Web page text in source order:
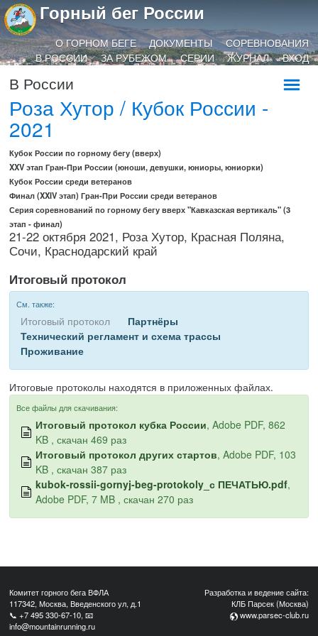
Горный бег России
О ГОРНОМ БЕГЕ ДОКУМЕНТЫ
СОРЕВНОВАНИЯ
В РОССИИ
ЗА РУБЕЖОМ СЕРИИ ЖУРНАЛ ВХОД
В России
Роза Хутор / Кубок России -
2021
Кубок России по горному бегу (вверх)
XXV этап Гран-При России (юноши, девушки, юниоры, юниорки)
Кубок России среди ветеранов
Финал (XXIV этап) Гран-При России среди ветеранов
Серия соревнований по горному бегу вверх "Кавказская вертикаль" (3
этап - финал)
21-22 октября 2021, Роза Хутор, Красная Поляна,
Сочи, Краснодарский край
Итоговый протокол
См. также:
Итоговый протокол
Партнёры
Технический регламент и схема трассы
Проживание
Итоговые протоколы находятся в приложенных файлах.
Все файлы для скачивания:
Итоговый протокол кубка России, Adobe PDF, 862
KB , скачан 469 раз
Итоговый протокол других стартов, Adobe PDF, 103
KB , скачан 387 раз
kubok-rossii-gornyj-beg-protokoly_с ПЕЧАТЬЮ.pdf,
Adobe PDF, 7 MB , скачан 270 раз
Комитет горного бега ВФЛА
117342, Москва, Введенского ул, д.1
📞+7 495 330-67-10, 📧
info@mountainrunning.ru
Разработка и ведение сайта:
КЛБ Парсек (Москва)
www.parsec-club.ru